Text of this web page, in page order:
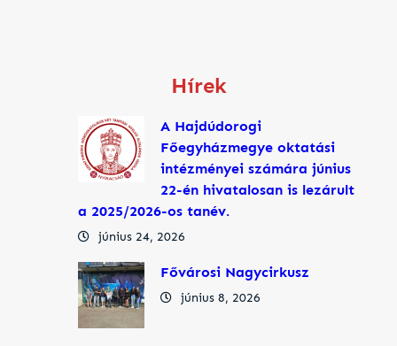
Hírek
A Hajdúdorogi
Főegyházmegye oktatási
intézményei számára június
22-én hivatalosan is lezárult
a 2025/2026-os tanév.
június 24, 2026
Fővárosi Nagycirkusz
június 8, 2026